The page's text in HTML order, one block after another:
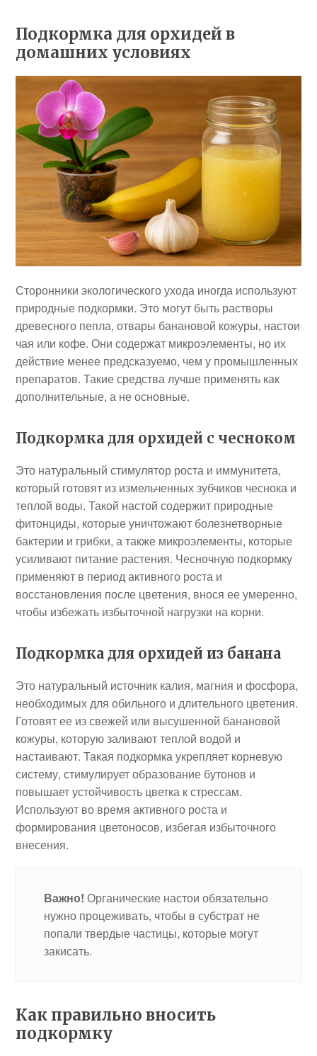
Подкормка для орхидей в
домашних условиях
Сторонники экологического ухода иногда используют
природные подкормки. Это могут быть растворы
древесного пепла, отвары банановой кожуры, настои
чая или кофе. Они содержат микроэлементы, но их
действие менее предсказуемо, чем у промышленных
препаратов. Такие средства лучше применять как
дополнительные, а не основные.
Подкормка для орхидей с чесноком
Это натуральный стимулятор роста и иммунитета,
который готовят из измельченных зубчиков чеснока и
теплой воды. Такой настой содержит природные
фитонциды, которые уничтожают болезнетворные
бактерии и грибки, а также микроэлементы, которые
усиливают питание растения. Чесночную подкормку
применяют в период активного роста и
восстановления после цветения, внося ее умеренно,
чтобы избежать избыточной нагрузки на корни.
Подкормка для орхидей из банана
Это натуральный источник калия, магния и фосфора,
необходимых для обильного и длительного цветения.
Готовят ее из свежей или высушенной банановой
кожуры, которую заливают теплой водой и
настаивают. Такая подкормка укрепляет корневую
систему, стимулирует образование бутонов и
повышает устойчивость цветка к стрессам.
Используют во время активного роста и
формирования цветоносов, избегая избыточного
внесения.
Важно! Органические настои обязательно
нужно процеживать, чтобы в субстрат не
попали твердые частицы, которые могут
закисать.
Как правильно вносить
подкормку